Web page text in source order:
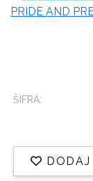
ŠIFRA: